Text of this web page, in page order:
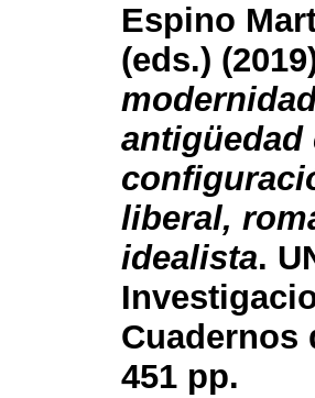
Espino
(eds.)
antigüedad
liberal,
idealista.
Cuadernos
451 pp.